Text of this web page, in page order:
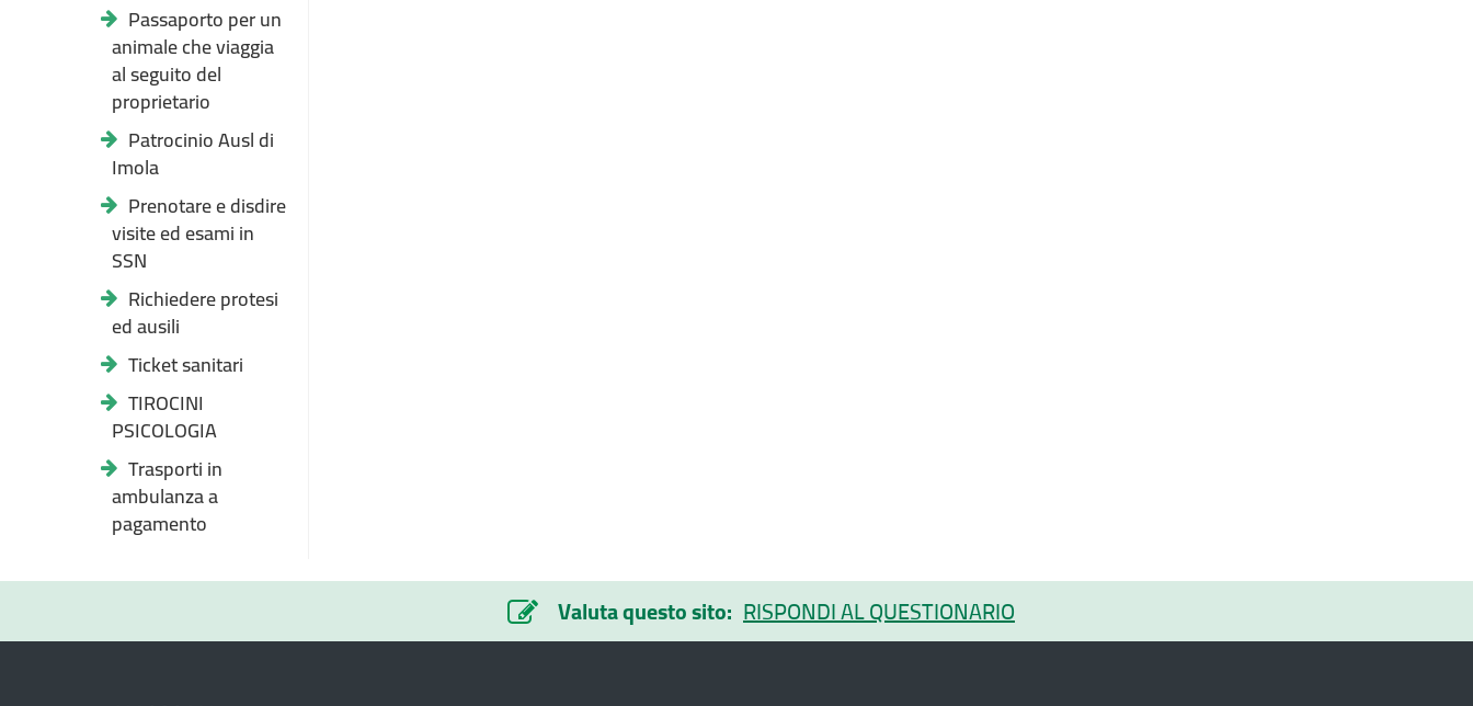
Passaporto per un
animale che viaggia
al seguito del
proprietario
Patrocinio Ausl di
Imola
Prenotare e disdire
visite ed esami in
SSN
Richiedere protesi
ed ausili
Ticket sanitari
TIROCINI
PSICOLOGIA
Trasporti in
ambulanza a
pagamento
Valuta questo sito: RISPONDI AL QUESTIONARIO